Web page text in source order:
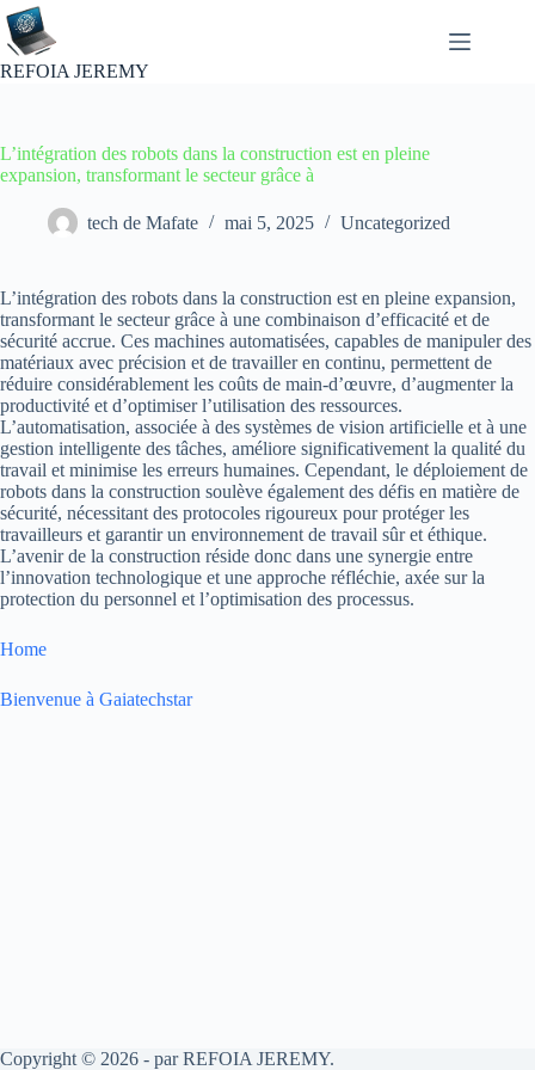
Passer
au
contenu
REFOIA JEREMY
L’intégration des robots dans la construction est en pleine
expansion, transformant le secteur grâce à
tech de Mafate mai 5, 2025 Uncategorized
L’intégration des robots dans la construction est en pleine expansion,
transformant le secteur grâce à une combinaison d’efficacité et de
sécurité accrue. Ces machines automatisées, capables de manipuler des
matériaux avec précision et de travailler en continu, permettent de
réduire considérablement les coûts de main-d’œuvre, d’augmenter la
productivité et d’optimiser l’utilisation des ressources.
L’automatisation, associée à des systèmes de vision artificielle et à une
gestion intelligente des tâches, améliore significativement la qualité du
travail et minimise les erreurs humaines. Cependant, le déploiement de
robots dans la construction soulève également des défis en matière de
sécurité, nécessitant des protocoles rigoureux pour protéger les
travailleurs et garantir un environnement de travail sûr et éthique.
L’avenir de la construction réside donc dans une synergie entre
l’innovation technologique et une approche réfléchie, axée sur la
protection du personnel et l’optimisation des processus.
Home
Bienvenue à Gaiatechstar
Copyright © 2026 - par REFOIA JEREMY.